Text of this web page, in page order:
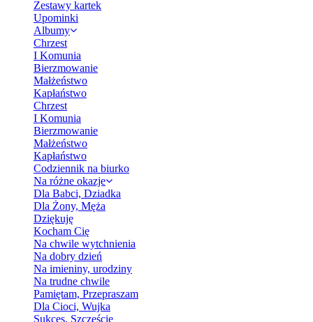
Zestawy kartek
Upominki
Albumy
Chrzest
I Komunia
Bierzmowanie
Małżeństwo
Kapłaństwo
Chrzest
I Komunia
Bierzmowanie
Małżeństwo
Kapłaństwo
Codziennik na biurko
Na różne okazje
Dla Babci, Dziadka
Dla Żony, Męża
Dziękuję
Kocham Cię
Na chwile wytchnienia
Na dobry dzień
Na imieniny, urodziny
Na trudne chwile
Pamiętam, Przepraszam
Dla Cioci, Wujka
Sukces, Szczęście